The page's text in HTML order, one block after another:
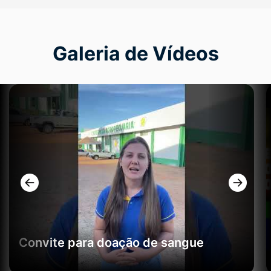
Seção Galeria de Vídeos
Galeria de Vídeos
Convite para doação de sangue